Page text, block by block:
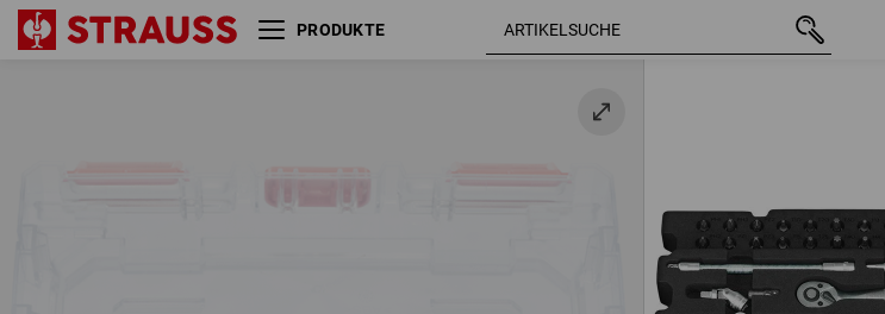
PRODUKTE
STRAUSSbox small
35,88 €
mit MwSt.